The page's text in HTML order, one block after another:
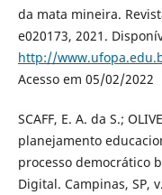
da mata mineira.
e020173, 2021.
http://
Acesso em 05/02/2022
SCAFF, E. A. da S.;
planejamento
processo democrático
Digital. Campinas, SP,